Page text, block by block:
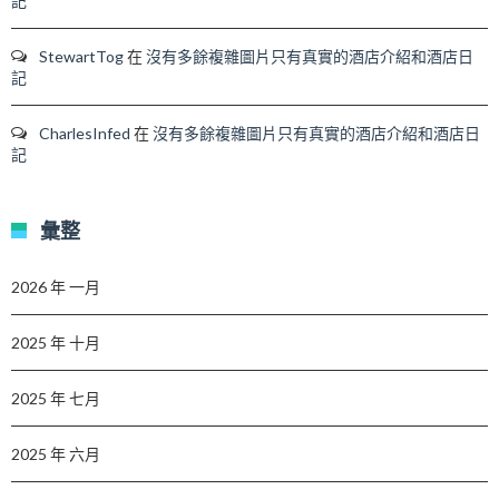
StewartTog在沒有多餘複雜圖片只有真實的酒店介紹和酒店日
記
CharlesInfed 在沒有多餘複雜圖片只有真實的酒店介紹和酒店日
記
彙整
2026 年 一月
2025 年 十月
2025 年 七月
2025 年 六月